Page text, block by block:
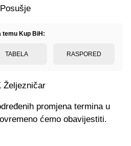
temu Kup BiH:
TABELA RASPORED
Željezničar
promjena termina u
ćemo obavijestiti.